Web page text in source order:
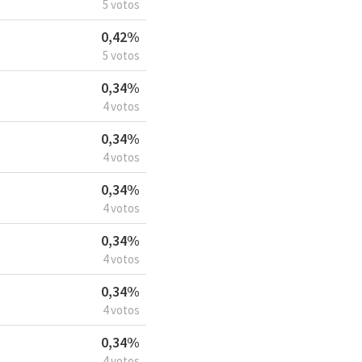
5 votos
0,42%
5 votos
0,34%
4 votos
0,34%
4 votos
0,34%
4 votos
0,34%
4 votos
0,34%
4 votos
0,34%